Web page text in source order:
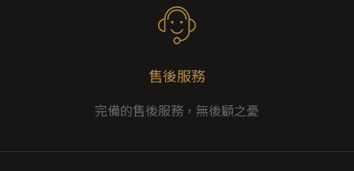
售後服務
完備的售後服務，無後顧之憂